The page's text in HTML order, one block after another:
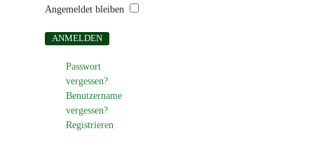
Angemeldet bleiben
Passwort
vergessen?
Benutzername
vergessen?
Registrieren